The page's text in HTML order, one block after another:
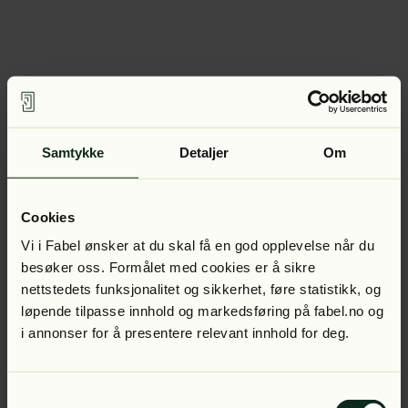
Samtykke Detaljer Om
Cookies
Vi i Fabel ønsker at du skal få en god opplevelse når du
besøker oss. Formålet med cookies er å sikre
nettstedets funksjonalitet og sikkerhet, føre statistikk, og
løpende tilpasse innhold og markedsføring på fabel.no og
i annonser for å presentere relevant innhold for deg.